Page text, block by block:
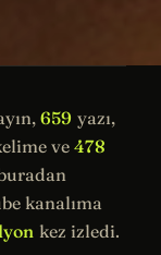
659 yazı,
ve478
kanalıma
kez izledi.